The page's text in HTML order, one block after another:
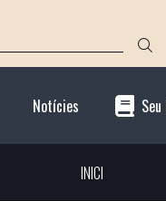
Notícies
INICI